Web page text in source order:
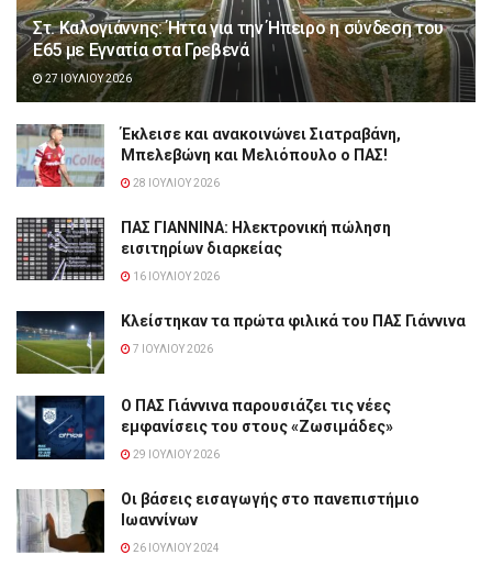
Στ. Καλογιάννης: Ήττα για την Ήπειρο η σύνδεση του
Ε65 με Εγνατία στα Γρεβενά
27 ΙΟΥΛΊΟΥ 2026
Έκλεισε και ανακοινώνει Σιατραβάνη,
Μπελεβώνη και Μελιόπουλο ο ΠΑΣ!
28 ΙΟΥΛΊΟΥ 2026
ΠΑΣ ΓΙΑΝΝΙΝΑ: Hλεκτρονική πώληση
εισιτηρίων διαρκείας
16 ΙΟΥΛΊΟΥ 2026
Κλείστηκαν τα πρώτα φιλικά του ΠΑΣ Γιάννινα
7 ΙΟΥΛΊΟΥ 2026
Ο ΠΑΣ Γιάννινα παρουσιάζει τις νέες
εμφανίσεις του στους «Ζωσιμάδες»
29 ΙΟΥΛΊΟΥ 2026
Οι βάσεις εισαγωγής στο πανεπιστήμιο
Ιωαννίνων
26 ΙΟΥΛΊΟΥ 2024